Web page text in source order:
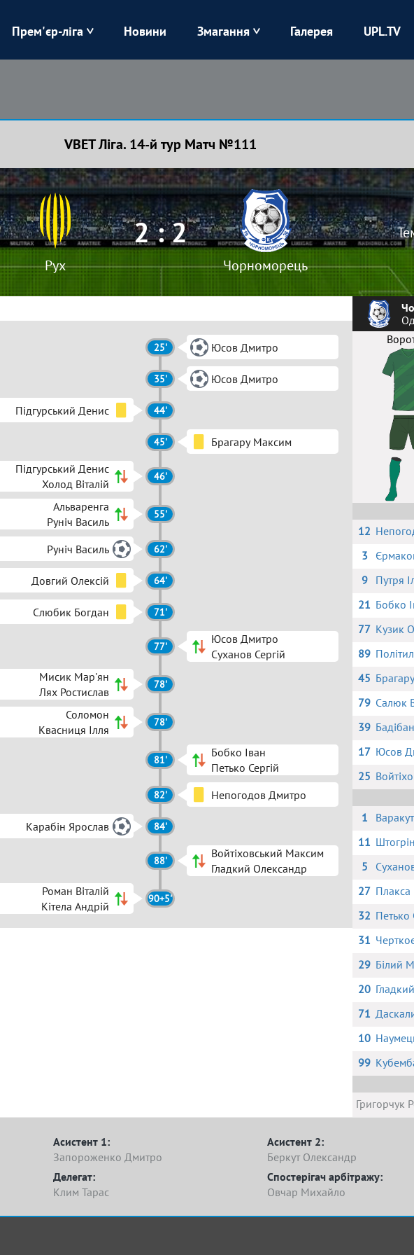
Карпати Колос
Харків Чорноморець
Прем'єр-ліга Новини Змагання Галерея UPL.TV
VBET Ліга. 14-й тур Матч №111
Рух
2 : 2
Чорноморець
25' Юсов Дмитро
35' Юсов Дмитро
Підгурський Денис 44'
45'
Брагару Максим
Підгурський Денис
Холод Віталій
46'
Альваренга
Руніч Василь
55'
Руніч Василь 62'
Довгий Олексій 64'
Слюбик Богдан 71'
77'
Юсов Дмитро
Суханов Сергій
Мисик Мар'ян
Лях Ростислав
78'
Соломон
Квасниця Ілля
78'
81'
Бобко Іван
Петько Сергій
82' Непогодов Дмитро
Карабін Ярослав 84'
88'
Войтіховський Максим
Гладкий Олександр
Роман Віталій
Кітела Андрій
90+5'
12
3
9
Путря
21 Бобко
77 Кузик
89
45
79 Салюк
39
17 Юсов
25
1
11
5
27 Плакса
32 Петько
31
29 Білий
20
71
10
99
Григорчук
Асистент 1:
Запороженко Дмитро
Асистент 2:
Беркут Олександр
Делегат:
Клим Тарас
Спостерігач арбітражу:
Овчар Михайло